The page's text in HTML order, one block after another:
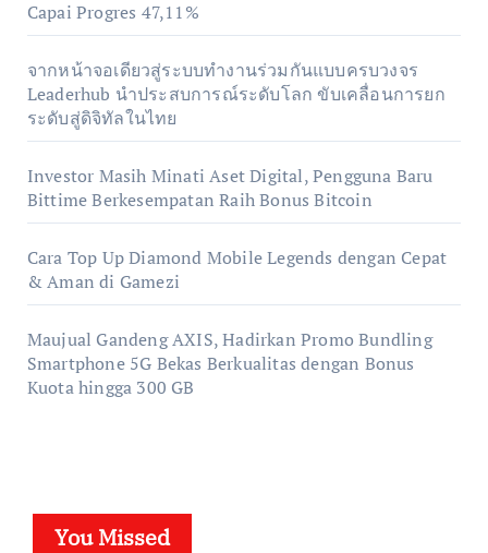
Capai Progres 47,11%
จากหน้าจอเดียวสู่ระบบทำงานร่วมกันแบบครบวงจร
Leaderhub นำประสบการณ์ระดับโลก ขับเคลื่อนการยก
ระดับสู่ดิจิทัลในไทย
Investor Masih Minati Aset Digital, Pengguna Baru
Bittime Berkesempatan Raih Bonus Bitcoin
Cara Top Up Diamond Mobile Legends dengan Cepat
& Aman di Gamezi
Maujual Gandeng AXIS, Hadirkan Promo Bundling
Smartphone 5G Bekas Berkualitas dengan Bonus
Kuota hingga 300 GB
You Missed